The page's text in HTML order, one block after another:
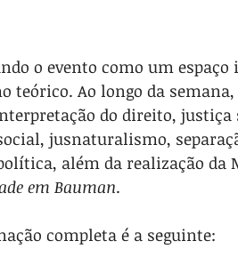
o evento como um
teórico. Ao longo da
do direito,
jusnaturalismo,
além da realização da
em Bauman.
completa é a seguinte: